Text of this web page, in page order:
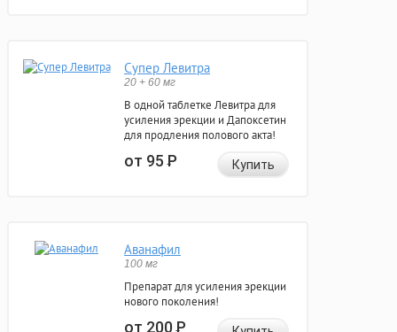
Супер Левитра
20 + 60 мг
В одной таблетке Левитра для
усиления эрекции и Дапоксетин
для продления полового акта!
от 95Р Купить
Аванафил
100 мг
Препарат для усиления эрекции
нового поколения!
от 200Р